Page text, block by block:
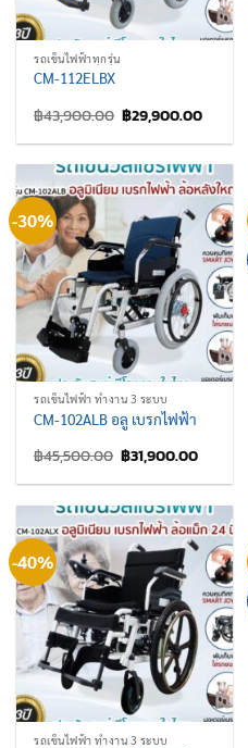
รถเข็นไฟฟ้าทุกรุ่น
CM-112ELBX
฿43,900.00 Original
price
was:
฿29,900.00Current
is:
-30%
รถเข็นไฟฟ้า ทำงาน 3 ระบบ
CM-102ALB อลู เบรกไฟฟ้า
฿45,500.00 Original
price
was:
฿31,900.00Current
is:
-40%
รถเข็นไฟฟ้า ทำงาน 3 ระบบ